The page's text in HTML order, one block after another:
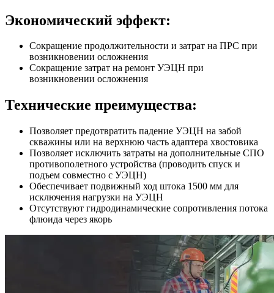
Экономический эффект:
Сокращение продолжительности и затрат на ПРС при
возникновении осложнения
Сокращение затрат на ремонт УЭЦН при
возникновении осложнения
Технические преимущества:
Позволяет предотвратить падение УЭЦН на забой
скважины или на верхнюю часть адаптера хвостовика
Позволяет исключить затраты на дополнительные СПО
противополетного устройства (проводить спуск и
подъем совместно с УЭЦН)
Обеспечивает подвижный ход штока 1500 мм для
исключения нагрузки на УЭЦН
Отсутствуют гидродинамические сопротивления потока
флюида через якорь